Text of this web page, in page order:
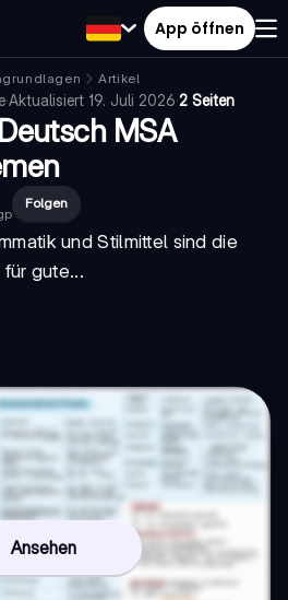
App öffnen
Artikel
·Aktualisiert 19. Juli 2026·2 Seiten
MSA
Folgen
und Stilmittel sind die
gute...
Ansehen